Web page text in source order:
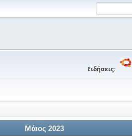
Ειδήσεις:
Μάιος 2023